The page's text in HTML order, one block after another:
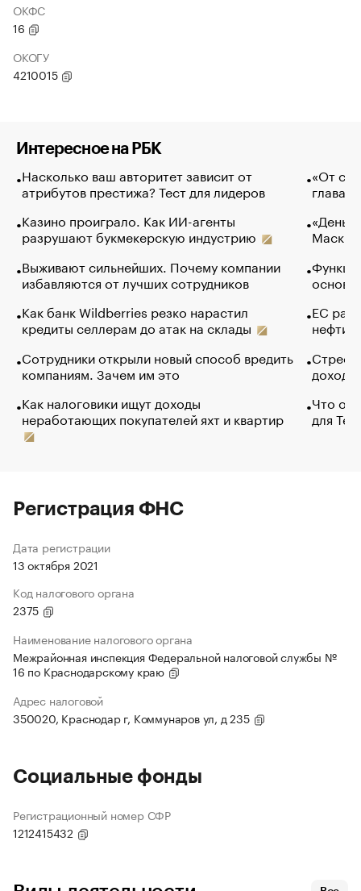
ОКФС
16
ОКОГУ
4210015
Интересное на РБК
Насколько ваш авторитет зависит от
атрибутов престижа? Тест для лидеров
Казино проиграло. Как ИИ-агенты
разрушают букмекерскую индустрию
Выживают сильнейших. Почему компании
избавляются от лучших сотрудников
Как банк Wildberries резко нарастил
кредиты селлерам до атак на склады
Сотрудники открыли новый способ вредить
компаниям. Зачем им это
Как налоговики ищут доходы
неработающих покупателей яхт и квартир
«От
глава
Маск в
основ
ЕС
нефти
Что
для
Регистрация ФНС
Дата регистрации
13 октября 2021
Код налогового органа
2375
Наименование налогового органа
Межрайонная инспекция Федеральной налоговой службы №
16 по Краснодарскому краю
Адрес налоговой
350020, Краснодар г, Коммунаров ул, д 235
Социальные фонды
Регистрационный номер СФР
1212415432